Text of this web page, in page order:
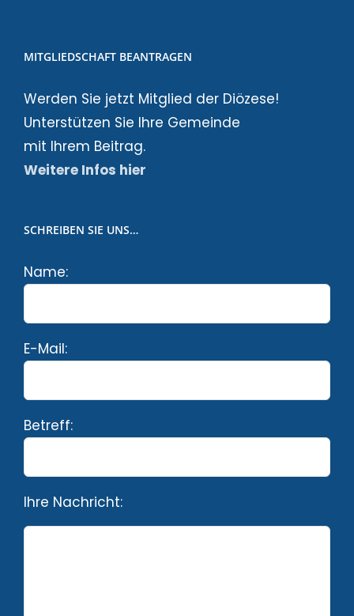
MITGLIEDSCHAFT BEANTRAGEN
Werden Sie jetzt Mitglied der Diözese!
Unterstützen Sie Ihre Gemeinde
mit Ihrem Beitrag.
Weitere Infos hier
SCHREIBEN SIE UNS…
Name:
E-Mail:
Betreff:
Ihre Nachricht: